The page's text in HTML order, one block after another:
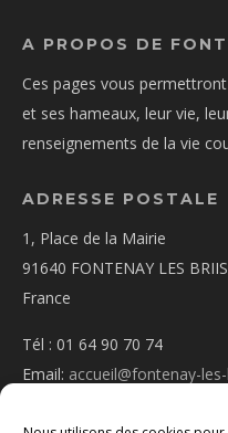
A PROPOS DE
Ces pages vous
et ses hameaux, leur vie,
renseignements de la vie
ADRESSE POSTALE
1, Place de la Mairie
91640 FONTENAY LES BRIIS
France
Tél : 01 64 90 70 74
Email: accueil@fontenay-